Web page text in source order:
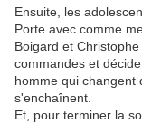
Ensuite, les
Porte avec comme
Boigard et
commandes et
homme qui changent
s'enchaînent.
Et, pour terminer la